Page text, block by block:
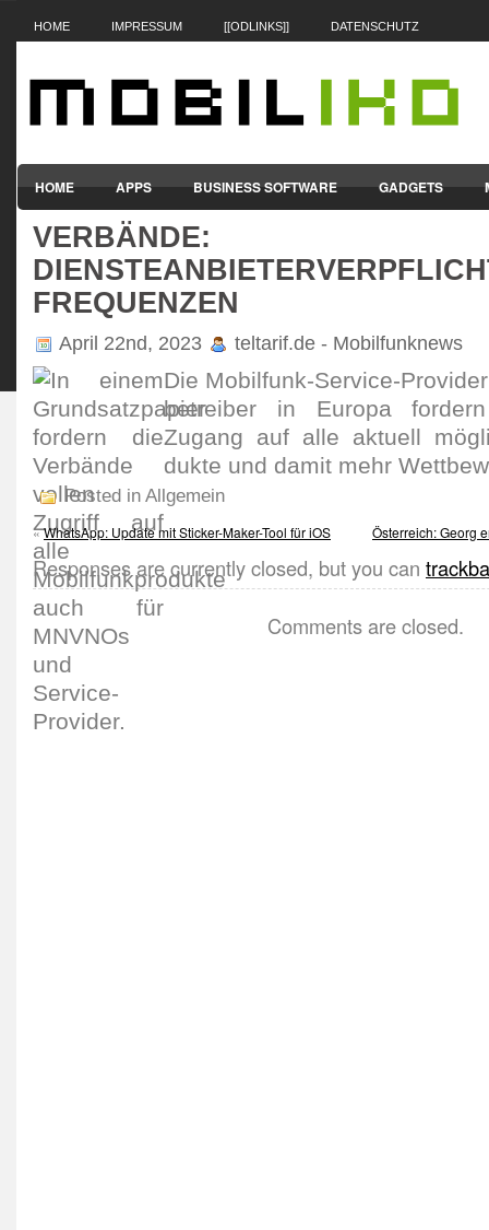
HOME IMPRESSUM [[ODLINKS]] DATENSCHUTZ
HOME APPS BUSINESS SOFTWARE GADGETS
SMARTPHONES & HANDYS
VERBÄNDE:
FREQUENZEN
April 22nd, 2023 teltarif.de - Mobilfunknews
Die Mobil­funk-Service-
betreiber in Europa fordern
Zugang auf alle aktuell
dukte und damit mehr
Posted in Allgemein
«WhatsApp: Update mit Sticker-Maker-Tool für iOS Österreich: Georg
Responses are currently closed, but you can
Comments are closed.